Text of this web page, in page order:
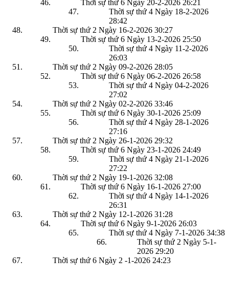
Thời sự thứ 6 Ngày 20-2-2026 26:21
Thời sự thứ 4 Ngày 18-2-2026
28:42
Thời sự thứ 2 Ngày 16-2-2026 30:27
Thời sự thứ 6 Ngày 13-2-2026 25:50
Thời sự thứ 4 Ngày 11-2-2026
26:03
Thời sự thứ 2 Ngày 09-2-2026 28:05
Thời sự thứ 6 Ngày 06-2-2026 26:58
Thời sự thứ 4 Ngày 04-2-2026
27:02
Thời sự thứ 2 Ngày 02-2-2026 33:46
Thời sự thứ 6 Ngày 30-1-2026 25:09
Thời sự thứ 4 Ngày 28-1-2026
27:16
Thời sự thứ 2 Ngày 26-1-2026 29:32
Thời sự thứ 6 Ngày 23-1-2026 24:49
Thời sự thứ 4 Ngày 21-1-2026
27:22
Thời sự thứ 2 Ngày 19-1-2026 32:08
Thời sự thứ 6 Ngày 16-1-2026 27:00
Thời sự thứ 4 Ngày 14-1-2026
26:31
Thời sự thứ 2 Ngày 12-1-2026 31:28
Thời sự thứ 6 Ngày 9-1-2026 26:03
Thời sự thứ 4 Ngày 7-1-2026 34:38
Thời sự thứ 2 Ngày 5-1-
2026 29:20
Thời sự thứ 6 Ngày 2 -1-2026 24:23